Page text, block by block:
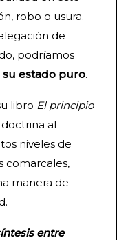
robo o usura.
de
podríamos
su estado puro.
libro El principio
al
niveles de
comarcales,
manera de
entre